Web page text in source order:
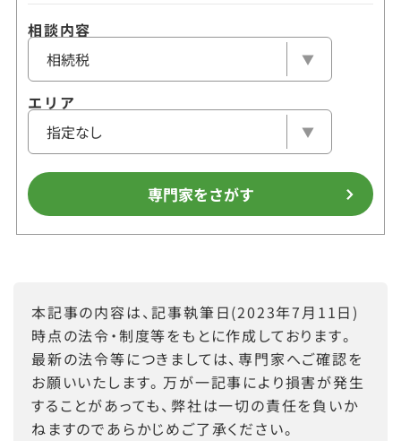
相談内容
エリア
専門家をさがす
本記事の内容は、記事執筆日(2023年7月11日)
時点の法令・制度等をもとに作成しております。
最新の法令等につきましては、専門家へご確認を
お願いいたします。万が一記事により損害が発生
することがあっても、弊社は一切の責任を負いか
ねますのであらかじめご了承ください。